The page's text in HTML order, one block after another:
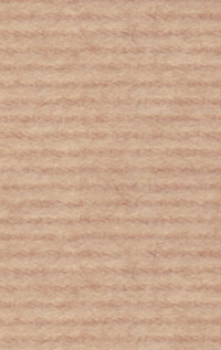
και
ειδικούς:
της